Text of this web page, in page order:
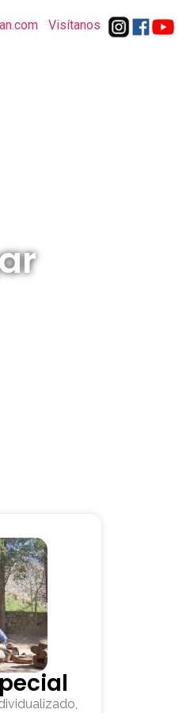
| Visítanos